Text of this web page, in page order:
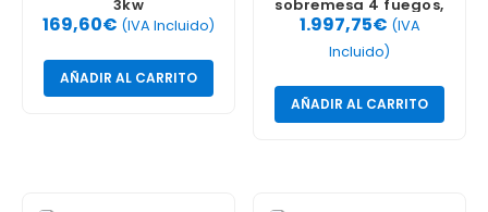
3kw
169,60€ (IVA Incluido)
AÑADIR AL CARRITO
sobremesa 4 fuegos,
700 CG740 Fagor
1.997,75€ (IVA
Incluido)
AÑADIR AL CARRITO